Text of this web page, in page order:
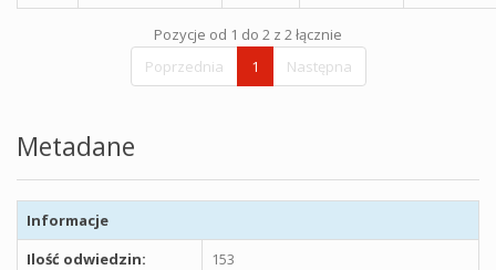
Pozycje od 1 do 2 z 2 łącznie
Poprzednia
1 Następna
Metadane
Informacje
Ilość odwiedzin:
153